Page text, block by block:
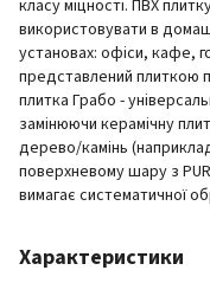
класу міцності. ПВХ
використовувати в
установах: офіси, кафе,
представлений плиткою
плитка Грабо -
замінюючи керамічну
дерево/камінь
поверхневому шару з
вимагає систематичної
Характеристики